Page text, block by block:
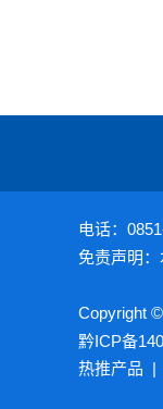
电话：
免责声明
Copyright
黔ICP备
热推产品 |